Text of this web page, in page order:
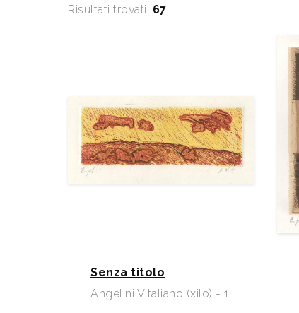
Risultati trovati: 67
Senza titolo
Angelini Vitaliano (xilo) - 1